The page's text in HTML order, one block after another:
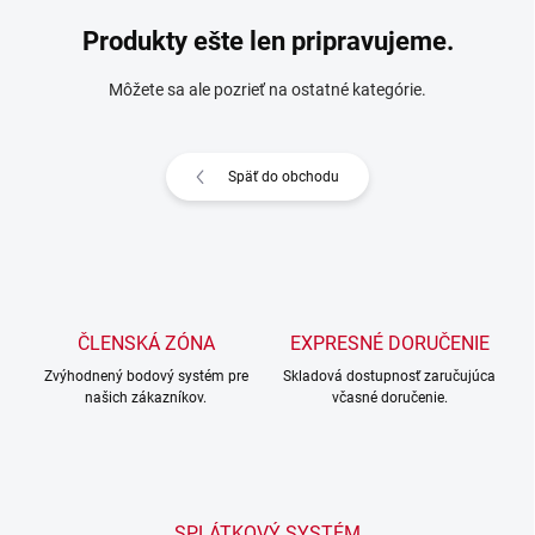
Produkty ešte len pripravujeme.
Môžete sa ale pozrieť na ostatné kategórie.
Späť do obchodu
ČLENSKÁ ZÓNA
Zvýhodnený bodový systém pre
našich zákazníkov.
EXPRESNÉ DORUČENIE
Skladová dostupnosť zaručujúca
včasné doručenie.